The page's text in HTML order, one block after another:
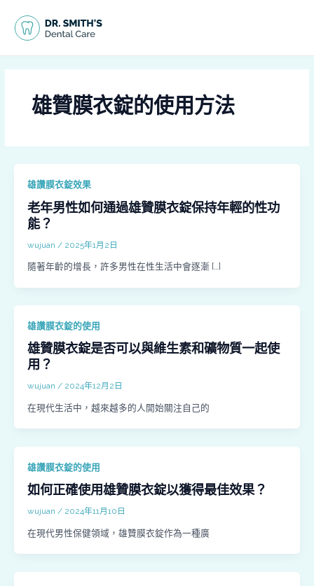
雄贊膜衣錠的使用方法
雄讚膜衣錠效果
老年男性如何通過雄贊膜衣錠保持年輕的性功
能？
wujuan / 2025年1月2日
隨著年齡的增長，許多男性在性生活中會逐漸 […]
雄讚膜衣錠的使用
雄贊膜衣錠是否可以與維生素和礦物質一起使
用？
wujuan / 2024年12月2日
在現代生活中，越來越多的人開始關注自己的
雄讚膜衣錠的使用
如何正確使用雄贊膜衣錠以獲得最佳效果？
wujuan / 2024年11月10日
在現代男性保健領域，雄贊膜衣錠作為一種廣